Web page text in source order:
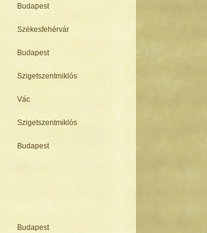
Budapest
Székesfehérvár
Budapest
Szigetszentmiklós
Vác
Szigetszentmiklós
Budapest
Budapest